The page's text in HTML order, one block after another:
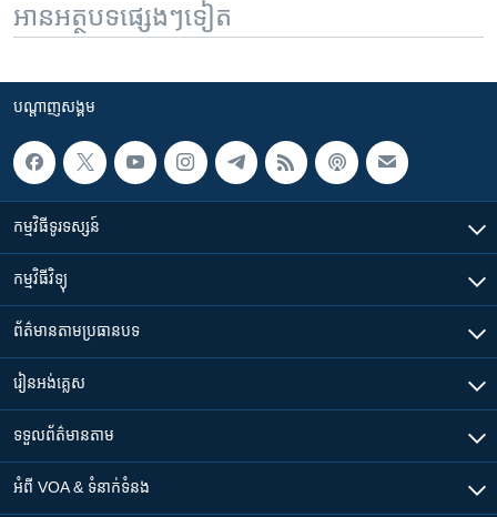
អានអត្ថបទផ្សេងៗទៀត
បណ្តាញ​សង្គម
កម្មវិធី​ទូរទស្សន៍
កម្មវិធី​វិទ្យុ
ព័ត៌មាន​តាមប្រធានបទ​
រៀន​​អង់គ្លេស
ទទួល​ព័ត៌មាន​តាម
អំពី​ VOA & ទំនាក់ទំនង